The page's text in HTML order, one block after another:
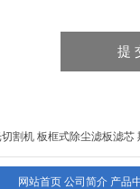
割机 板框式除尘滤板滤芯
网站首页 公司简介 产品